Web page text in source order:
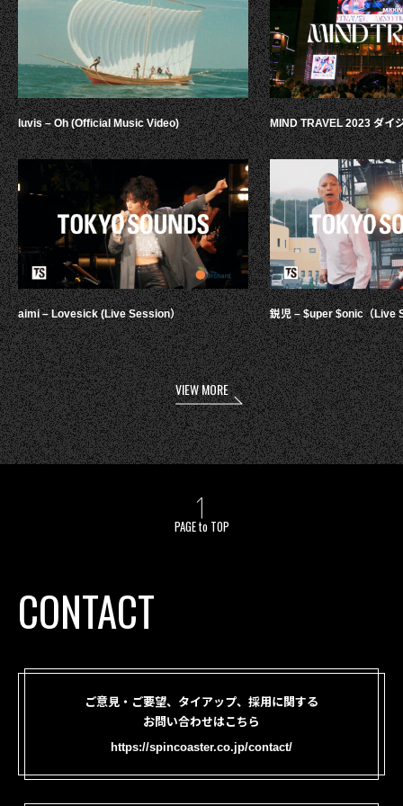
luvis – Oh (Official Music Video)
aimi – Lovesick (Live Session）
MIND TRAVEL 2023 ダイ
鋭児 – $uper $onic（Live
VIEW MORE
PAGE to TOP
CONTACT
ご意見・ご要望、タイアップ、採用に関する
お問い合わせはこちら
https://spincoaster.co.jp/contact/